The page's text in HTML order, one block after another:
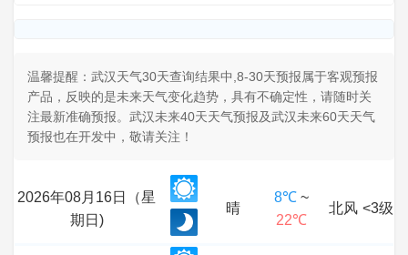
温馨提醒：武汉天气30天查询结果中,8-30天预报属于客观预报
产品，反映的是未来天气变化趋势，具有不确定性，请随时关
注最新准确预报。武汉未来40天天气预报及武汉未来60天天气
预报也在开发中，敬请关注！
2026年08月16日（星
期日)
晴
8℃ ~
22℃
北风 <3级